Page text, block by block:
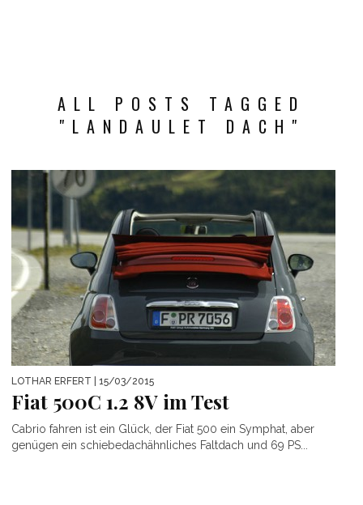
ALL POSTS TAGGED
"LANDAULET DACH"
LOTHAR ERFERT | 15/03/2015
Fiat 500C 1.2 8V im Test
Cabrio fahren ist ein Glück, der Fiat 500 ein Symphat, aber
genügen ein schiebedachähnliches Faltdach und 69 PS...